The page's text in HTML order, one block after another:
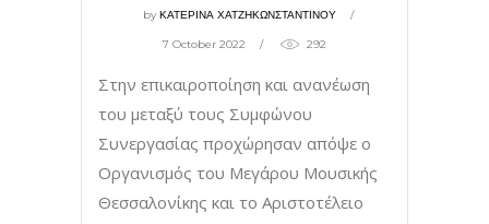
byΚΑΤΕΡΙΝΑ ΧΑΤΖΗΚΩΝΣΤΑΝΤΙΝΟΥ
7 October 2022 292
Στην επικαιροποίηση και ανανέωση
του μεταξύ τους Συμφώνου
Συνεργασίας προχώρησαν απόψε ο
Οργανισμός του Μεγάρου Μουσικής
Θεσσαλονίκης και το Αριστοτέλειο